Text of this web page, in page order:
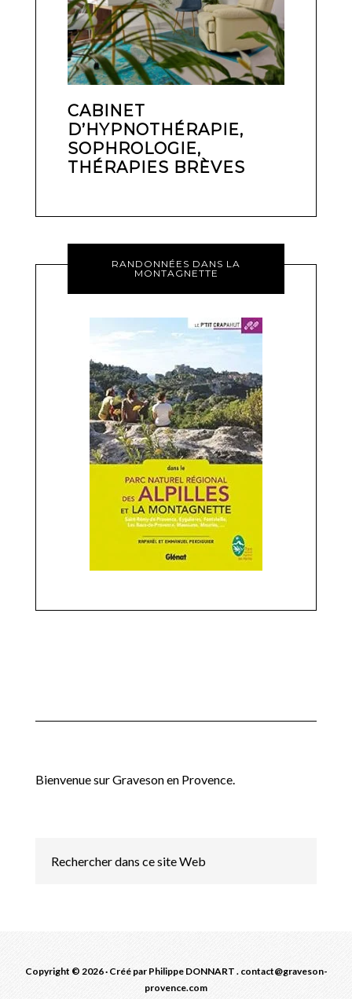
CABINET
D’HYPNOTHÉRAPIE,
SOPHROLOGIE,
THÉRAPIES BRÈVES
RANDONNÉES DANS LA
MONTAGNETTE
Bienvenue sur Graveson en Provence.
Copyright © 2026 · Créé par Philippe DONNART . contact@graveson-
provence.com